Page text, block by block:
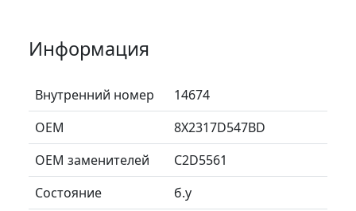
Информация
Внутренний номер
14674
ОЕМ
8X2317D547BD
ОЕМ заменителей
C2D5561
Состояние
б.у